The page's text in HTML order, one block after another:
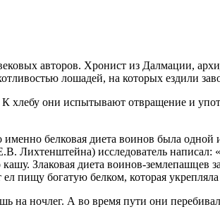
авторов. Хронист из Далмации,
лошадей, на которых ездили
хлебу они испытывают отвращение и
белковая диета воинов была
Лихтенштейна) исследователь
Злаковая диета воинов-землепашцев
пищу богатую белком, которая
на ночлег. А во время пути они